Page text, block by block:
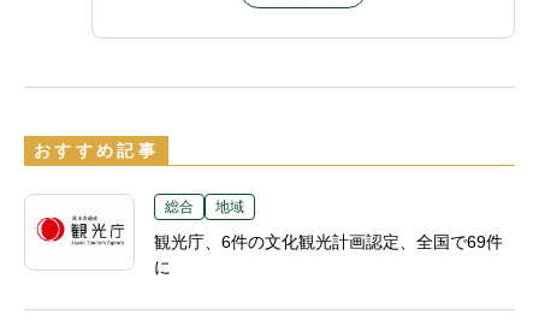
おすすめ記事
総合 地域
観光庁、6件の文化観光計画認定、全国で69件
に